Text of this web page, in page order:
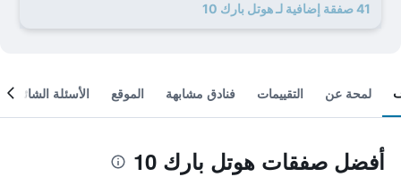
41 صفقة إضافية لـ هوتل بارك 10
لمحة عن التقييمات فنادق مشابهة الموقع الأسئلة الشائعة
أفضل صفقات هوتل بارك 10